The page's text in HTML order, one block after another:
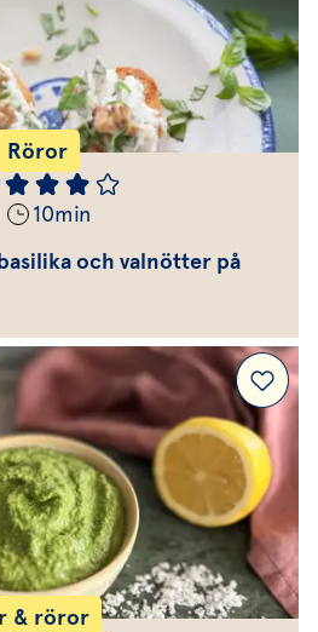
Röror
10min
och valnötter på
& röror